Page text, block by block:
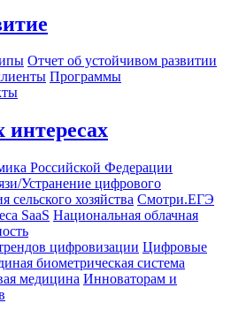
Отчет об устойчивом развитии
Программы
Российской Федерации
Устранение цифрового
сельского хозяйства Смотри.ЕГЭ
SaaS Национальная облачная
цифровизации Цифровые
биометрическая система
медицина Инноваторам и